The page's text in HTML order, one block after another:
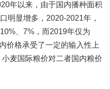
年以来，由于国内播种面积
明显增多，2020-2021年，
、7%，而2019年仅为
价格承受了一定的输入性上
麦国际粮价对二者国内粮价